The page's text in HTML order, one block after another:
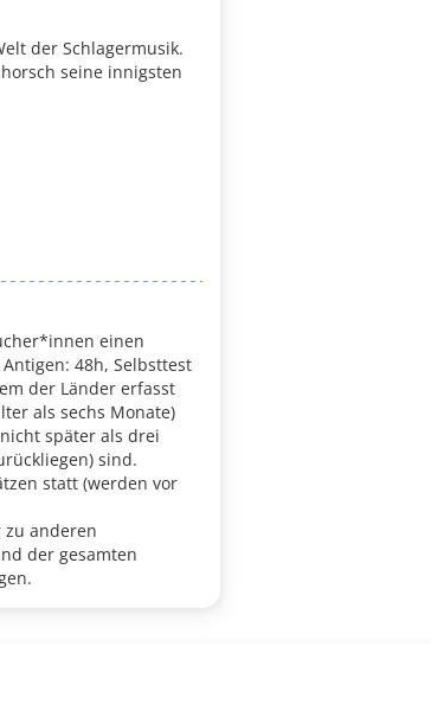
der Schlagermusik.
seine innigsten
einen
48h, Selbsttest
der Länder erfasst
als sechs Monate)
später als drei
sind.
statt (werden vor
anderen
der gesamten